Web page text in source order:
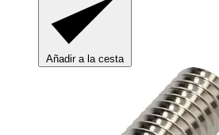
Añadir a la cesta